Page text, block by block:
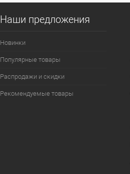
Наши предложения
Новинки
Популярные товары
Распродажи и скидки
Рекомендуемые товары